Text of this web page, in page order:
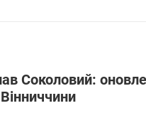
Соколовий: